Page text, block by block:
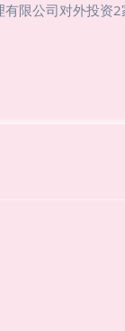
限公司对外投资2